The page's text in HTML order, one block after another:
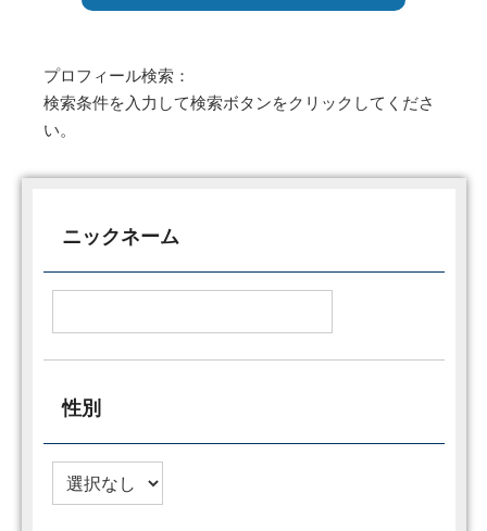
プロフィール検索：
検索条件を入力して検索ボタンをクリックしてくださ
い。
ニックネーム
性別